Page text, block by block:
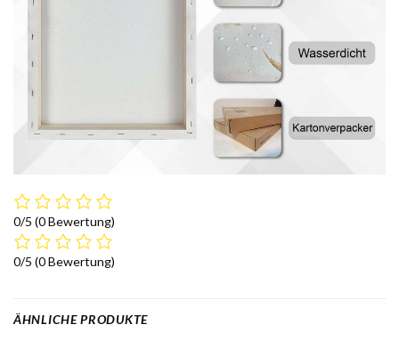
0/5 (0 Bewertung)
0/5 (0 Bewertung)
ÄHNLICHE PRODUKTE